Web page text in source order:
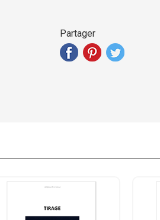
Partager